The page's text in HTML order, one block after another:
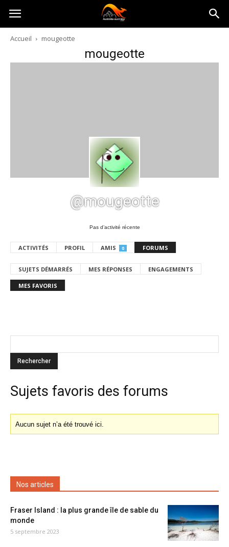
Australia-
australie.com
Accueil mougeotte
mougeotte
@mougeotte
Pas d’activité récente
ACTIVITÉS PROFIL AMIS 0 FORUMS
SUJETS DÉMARRÉS MES RÉPONSES ENGAGEMENTS
MES FAVORIS
Sujets favoris des forums
Aucun sujet n’a été trouvé ici.
Nos articles
Fraser Island : la plus grande île de sable du
monde
5 septembre 2023